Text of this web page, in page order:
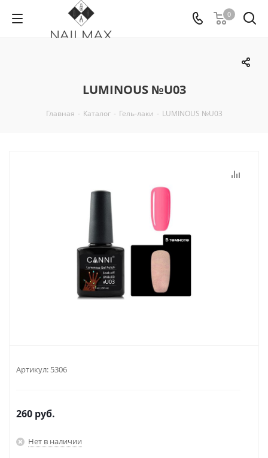
0
LUMINOUS №U03
Главная - Каталог - Гель-лаки - LUMINOUS №U03
Артикул: 5306
260 руб.
Нет в наличии